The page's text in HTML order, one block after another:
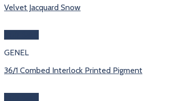
Velvet Jacquard Snow
GENEL
36/1 Combed Interlock Printed Pigment